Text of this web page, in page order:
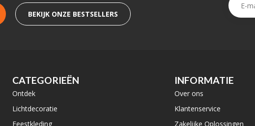
BEKIJK ONZE BESTSELLERS
CATEGORIEËN
Ontdek
Lichtdecoratie
Feestkleding
INFORMATIE
Over ons
Klantenservice
Zakelijke Oplossingen